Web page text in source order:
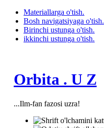
Materiallarga o'tish.
Bosh navigatsiyaga o'tish.
Birinchi ustunga o'tish.
ikkinchi ustunga o'tish.
Orbita . U Z
...Ilm-fan fazosi uzra!